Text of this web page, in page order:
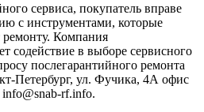
сервиса, покупатель вправе
с инструментами, которые
Компания
в выборе сервисного
послегарантийного ремонта
Петербург, ул. Фучика, 4А офис
rf.info.